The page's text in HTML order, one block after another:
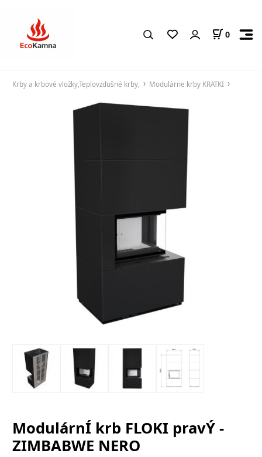
0
Krby a krbové vložky,Teplovzdušné krby, Modulárne krby KRATKI
ModulárnÍ krb FLOKI pravÝ -
ZIMBABWE NERO